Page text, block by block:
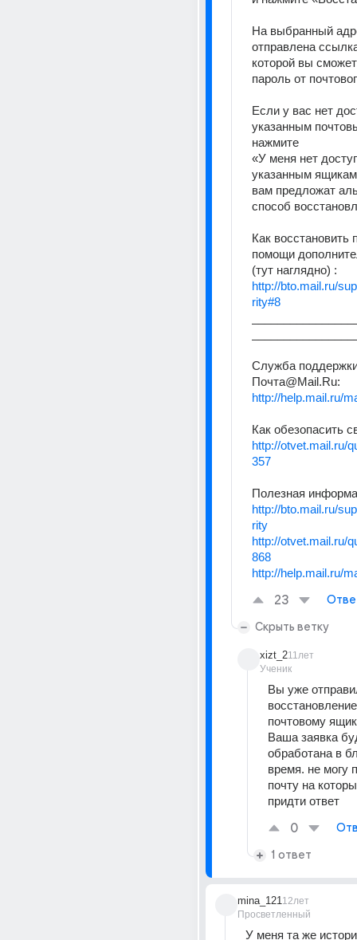
На выбранный
отправлена
которой вы
пароль от
Если у вас нет
указанным
нажмите
«У меня нет
указанным
вам предложат
способ
Как восстановить
помощи
(тут наглядно) :
http://bto.mail.ru/
rity#8
Служба
Почта@Mail.Ru:
http://help.mail.ru/
Как обезопасить
http://otvet.mail.ru/
357
Полезная
http://bto.mail.ru/
rity
http://otvet.mail.ru/
868
http://help.mail.ru/
23
Скрыть ветку
xizt_2
Ученик
11лет
Вы уже
почтовому
Ваша заявка
обработана в
время. не могу
почту на
придти ответ
0
1 ответ
mina_121
Просветленный
12лет
У меня та же